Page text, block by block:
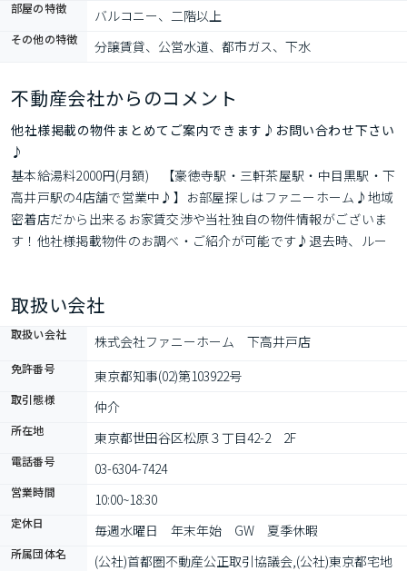
部屋の特徴 バルコニー、二階以上
その他の特徴 分譲賃貸、公営水道、都市ガス、下水
不動産会社からのコメント
他社様掲載の物件まとめてご案内できます♪お問い合わせ下さい
♪
基本給湯料2000円(月額)　【豪徳寺駅・三軒茶屋駅・中目黒駅・下
高井戸駅の4店舗で営業中♪】お部屋探しはファニーホーム♪地域
密着店だから出来るお家賃交渉や当社独自の物件情報がございま
す！他社様掲載物件のお調べ・ご紹介が可能です♪退去時、ルー
取扱い会社
取扱い会社 株式会社ファニーホーム　下高井戸店
免許番号 東京都知事(02)第103922号
取引態様 仲介
所在地 東京都世田谷区松原３丁目42-2　2F
電話番号 03-6304-7424
営業時間 10:00~18:30
定休日 毎週水曜日　年末年始　GW　夏季休暇
所属団体名
(公社)首都圏不動産公正取引協議会,(公社)東京都宅地